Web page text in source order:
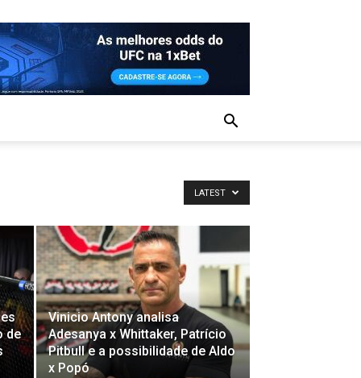
LATEST
de
Vinicio Antony analisa
Adesanya x Whittaker, Patrício
Pitbull e a possibilidade de Aldo
x Popó